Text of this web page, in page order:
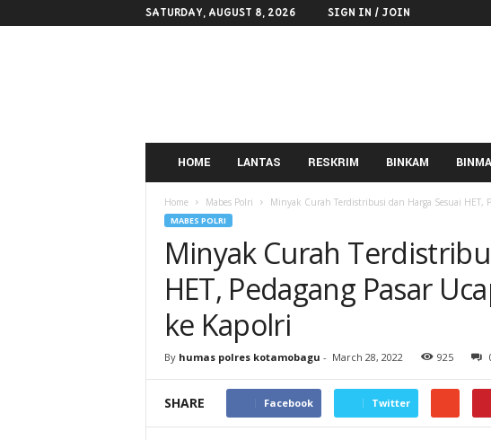
SATURDAY, AUGUST 8, 2026 SIGN IN / JOIN
HOME LANTAS RESKRIM BINKAM
Home Mabes Polri Minyak Curah Terdistribusi dan Harga Sesuai HET,
MABES POLRI
Minyak Curah
HET, Pedagang Pasar
ke Kapolri
By humas polres kotamobagu - March 28, 2022 925
SHARE Facebook Twitter